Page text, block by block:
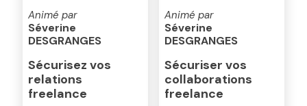
Animé par
Séverine
DESGRANGES
Sécurisez vos
relations
freelance
Animé par
Séverine
DESGRANGES
Sécuriser vos
collaborations
freelance